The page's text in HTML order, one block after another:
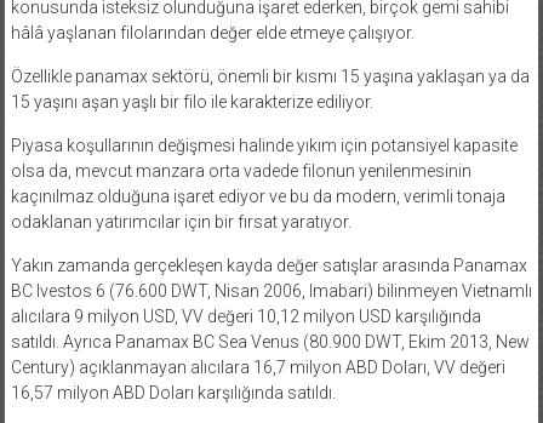
konusunda isteksiz olunduğuna işaret ederken, birçok gemi sahibi
hâlâ yaşlanan filolarından değer elde etmeye çalışıyor.
Özellikle panamax sektörü, önemli bir kısmı 15 yaşına yaklaşan ya da
15 yaşını aşan yaşlı bir filo ile karakterize ediliyor.
Piyasa koşullarının değişmesi halinde yıkım için potansiyel kapasite
olsa da, mevcut manzara orta vadede filonun yenilenmesinin
kaçınılmaz olduğuna işaret ediyor ve bu da modern, verimli tonaja
odaklanan yatırımcılar için bir fırsat yaratıyor.
Yakın zamanda gerçekleşen kayda değer satışlar arasında Panamax
BC Ivestos 6 (76.600 DWT, Nisan 2006, Imabari) bilinmeyen Vietnamlı
alıcılara 9 milyon USD, VV değeri 10,12 milyon USD karşılığında
satıldı. Ayrıca Panamax BC Sea Venus (80.900 DWT, Ekim 2013, New
Century) açıklanmayan alıcılara 16,7 milyon ABD Doları, VV değeri
16,57 milyon ABD Doları karşılığında satıldı.